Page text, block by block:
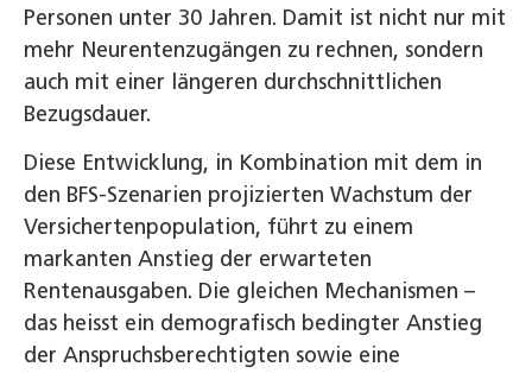
Personen unter 30 Jahren. Damit ist nicht nur mit
mehr Neurentenzugängen zu rechnen, sondern
auch mit einer längeren durchschnittlichen
Bezugsdauer.
Diese Entwicklung, in Kombination mit dem in
den BFS-Szenarien projizierten Wachstum der
Versichertenpopulation, führt zu einem
markanten Anstieg der erwarteten
Rentenausgaben. Die gleichen Mechanismen –
das heisst ein demografisch bedingter Anstieg
der Anspruchsberechtigten sowie eine